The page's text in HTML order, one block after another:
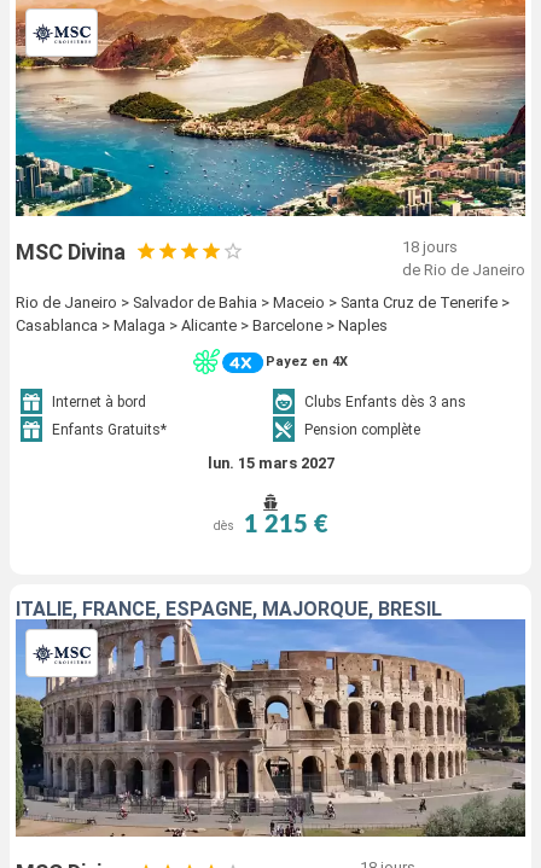
MSC Divina
18 jours
de Rio de Janeiro
Rio de Janeiro > Salvador de Bahia > Maceio > Santa Cruz de Tenerife >
Casablanca > Malaga > Alicante > Barcelone > Naples
Payez en 4X
Internet à bord
Clubs Enfants dès 3 ans
Enfants Gratuits*
Pension complète
lun. 15 mars 2027
dès 1 215 €
ITALIE, FRANCE, ESPAGNE, MAJORQUE, BRÉSIL